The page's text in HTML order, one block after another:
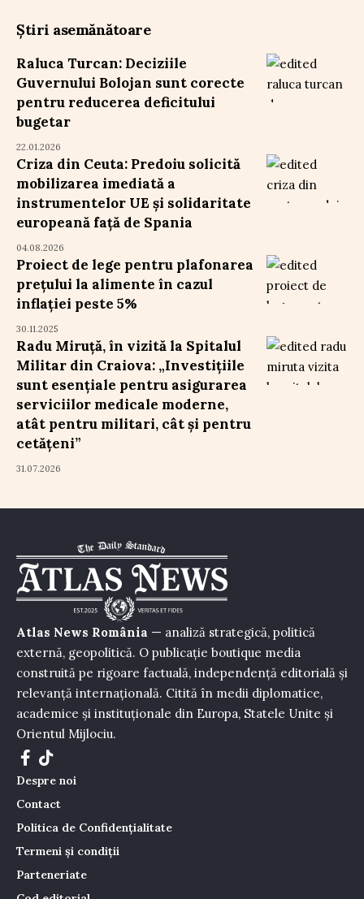
Știri asemănătoare
Raluca Turcan: Deciziile
Guvernului Bolojan sunt corecte
pentru reducerea deficitului
bugetar
22.01.2026
Criza din Ceuta: Predoiu solicită
mobilizarea imediată a
instrumentelor UE și solidaritate
europeană față de Spania
04.08.2026
Proiect de lege pentru plafonarea
prețului la alimente în cazul
inflației peste 5%
30.11.2025
Radu Miruță, în vizită la Spitalul
Militar din Craiova: „Investițiile
sunt esențiale pentru asigurarea
serviciilor medicale moderne,
atât pentru militari, cât și pentru
cetățeni”
31.07.2026
Atlas News România — analiză strategică, politică
externă, geopolitică. O publicație boutique media
construită pe rigoare factuală, independență editorială și
relevanță internațională. Citită în medii diplomatice,
academice și instituționale din Europa, Statele Unite și
Orientul Mijlociu.
Despre noi
Contact
Politica de Confidențialitate
Termeni și condiții
Parteneriate